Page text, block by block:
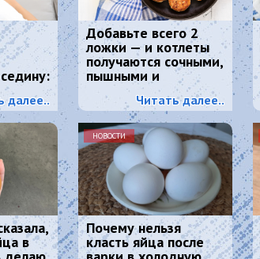
далее..
Добавьте всего 2
ложки — и котлеты
получаются сочными,
пышными и
вкусными:
кулинарный секрет
Читать далее..
в
НОВОСТИ
Почему нельзя
класть яйца после